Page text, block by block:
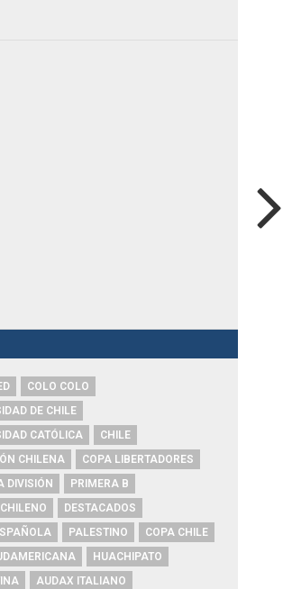
COLO COLO
DE CHILE
CATÓLICA
CHILE
CHILENA
COPA LIBERTADORES
DIVISIÓN
PRIMERA B
DESTACADOS
PALESTINO
COPA CHILE
HUACHIPATO
AUDAX ITALIANO